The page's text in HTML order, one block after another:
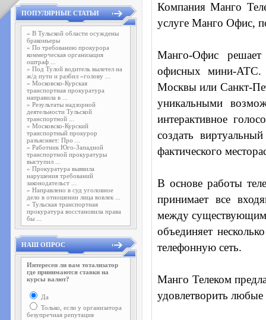
ПОПУЛЯРНЫЕ СТАТЬИ
» В Тульской области осуждены
браконьеры
» По требованию прокурора
коммерческая организация
оштраф ...
» Под Тулой водитель вылетел на
ж/д пути и разбил «голову ...
» Московско-Курская
транспортная прокуратура
направила в ...
» Результаты надзорной
деятельности Тульской
транспортной ...
» Московско-Курский
транспортный прокурор
разъясняет: Про ...
» Работник Юго-Западной
транспортной прокуратуры
выступил ...
» Прокуратура выявила
нарушения требований
законодательст ...
» Направлено в суд уголовное
дело в отношении лица вовлек ...
» Тульская транспортная
прокуратура восстановила права
бы ...
НАШ ОПРОС
Интересен ли вам тотализатор
где принимаются ставки на
курсы валют?
Да
Только, если у организатора
безупречная репутация
Компания Манго
услуге Манго Офис,
Манго-Офис решает
офисных мини-АТС.
Москвы или Санкт-
уникальными
интерактивное
создать
фактического
В основе работы
принимает все
между
объединяет
телефонную сеть.
Манго Телеком
удовлетворить любые